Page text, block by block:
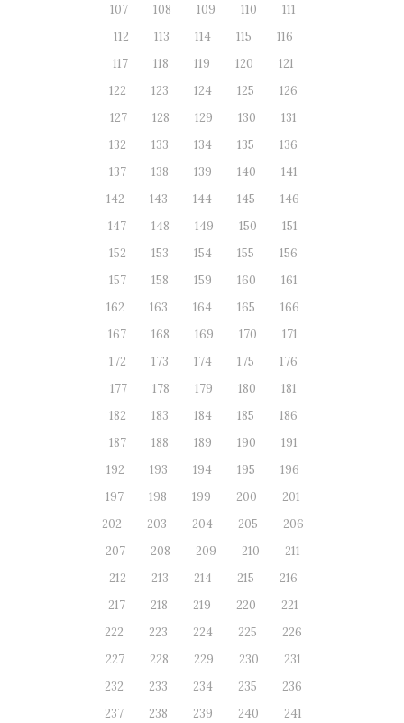
107
108 109 110
111
112
113 114 115
116
117
118 119 120
121
122
123 124 125
126
127
128 129 130
131
132
133 134 135
136
137
138 139 140
141
142
143 144 145
146
147
148 149 150
151
152
153 154 155
156
157
158 159 160
161
162
163 164 165
166
167
168 169 170
171
172
173 174 175
176
177
178 179 180
181
182
183 184 185
186
187
188 189 190
191
192
193 194 195
196
197
198 199 200
201
202
203 204 205
206
207
208 209 210
211
212
213 214 215
216
217
218 219 220
221
222
223 224 225
226
227
228 229 230
231
232
233 234 235
236
237
238 239 240
241